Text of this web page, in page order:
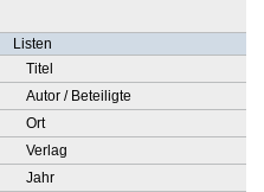
Listen
Titel
Autor / Beteiligte
Ort
Verlag
Jahr